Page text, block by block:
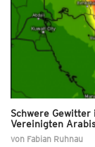
Schwere Gewitter
Vereinigten
von Fabian Ruhnau